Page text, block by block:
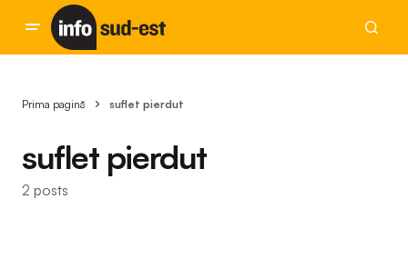
Prima pagină suflet pierdut
suflet pierdut
2 posts